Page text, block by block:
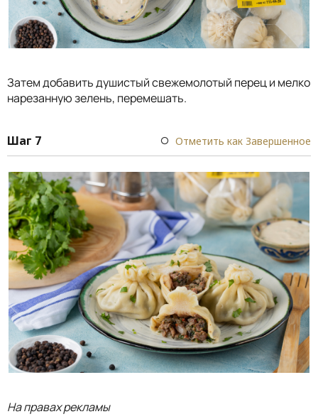
Затем добавить душистый свежемолотый перец и мелко
нарезанную зелень, перемешать.
Шаг 7 Отметить как Завершенное
На правах рекламы